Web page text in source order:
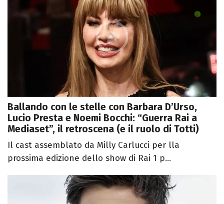
Ballando con le stelle con Barbara D’Urso,
Lucio Presta e Noemi Bocchi: “Guerra Rai a
Mediaset”, il retroscena (e il ruolo di Totti)
Il cast assemblato da Milly Carlucci per lla
prossima edizione dello show di Rai 1 p...